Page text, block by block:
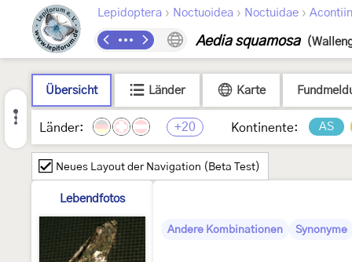
Lepidoptera › Noctuoidea › Noctuidae ›
Aedia squamosa
Übersicht Länder Karte
Länder: +20 Kontinente: AS
Neues Layout der Navigation (Beta Test)
Lebendfotos
Andere Kombinationen Synonyme